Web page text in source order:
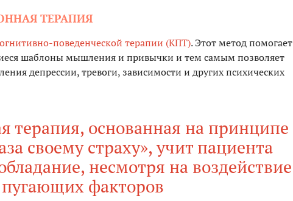
ТЕРАПИЯ
поведенческой терапии (КПТ). Этот метод помогает
шаблоны мышления и привычки и тем самым позволяет
депрессии, тревоги, зависимости и других психических
терапия, основанная на принципе
своему страху», учит пациента
несмотря на воздействие
пугающих факторов